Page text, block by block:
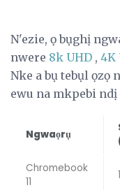
N'ezie, ọ bụghị
nwere 8k UHD , 4K
Nke a bụ tebụl ọzọ
ewu na mkpebi ndị
Ngwaọrụ
Chromebook
11